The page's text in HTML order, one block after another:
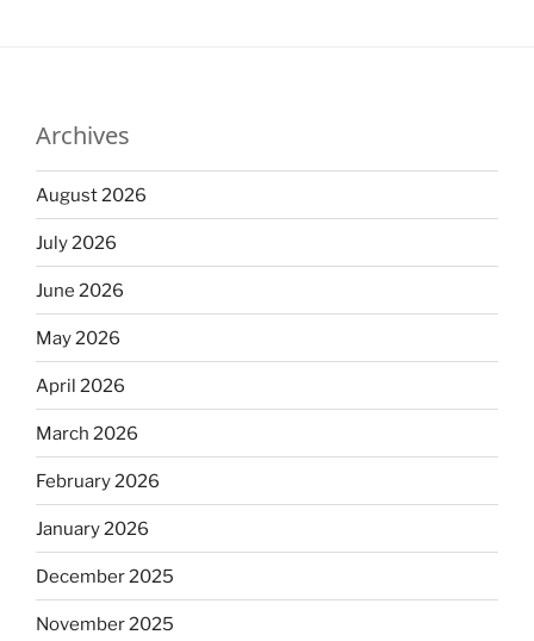
Archives
August 2026
July 2026
June 2026
May 2026
April 2026
March 2026
February 2026
January 2026
December 2025
November 2025